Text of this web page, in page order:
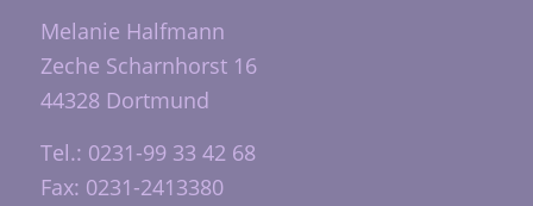
Melanie Halfmann
Zeche Scharnhorst 16
44328 Dortmund
Tel.: 0231-99 33 42 68
Fax: 0231-2413380